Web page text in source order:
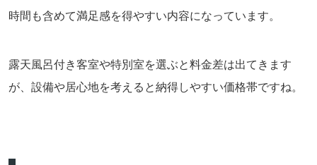
時間も含めて満足感を得やすい内容になっています。
露天風呂付き客室や特別室を選ぶと料金差は出てきます
が、設備や居心地を考えると納得しやすい価格帯ですね。